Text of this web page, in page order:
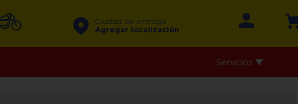
Ciudad de entrega
Agregar localización
Servicios ▼